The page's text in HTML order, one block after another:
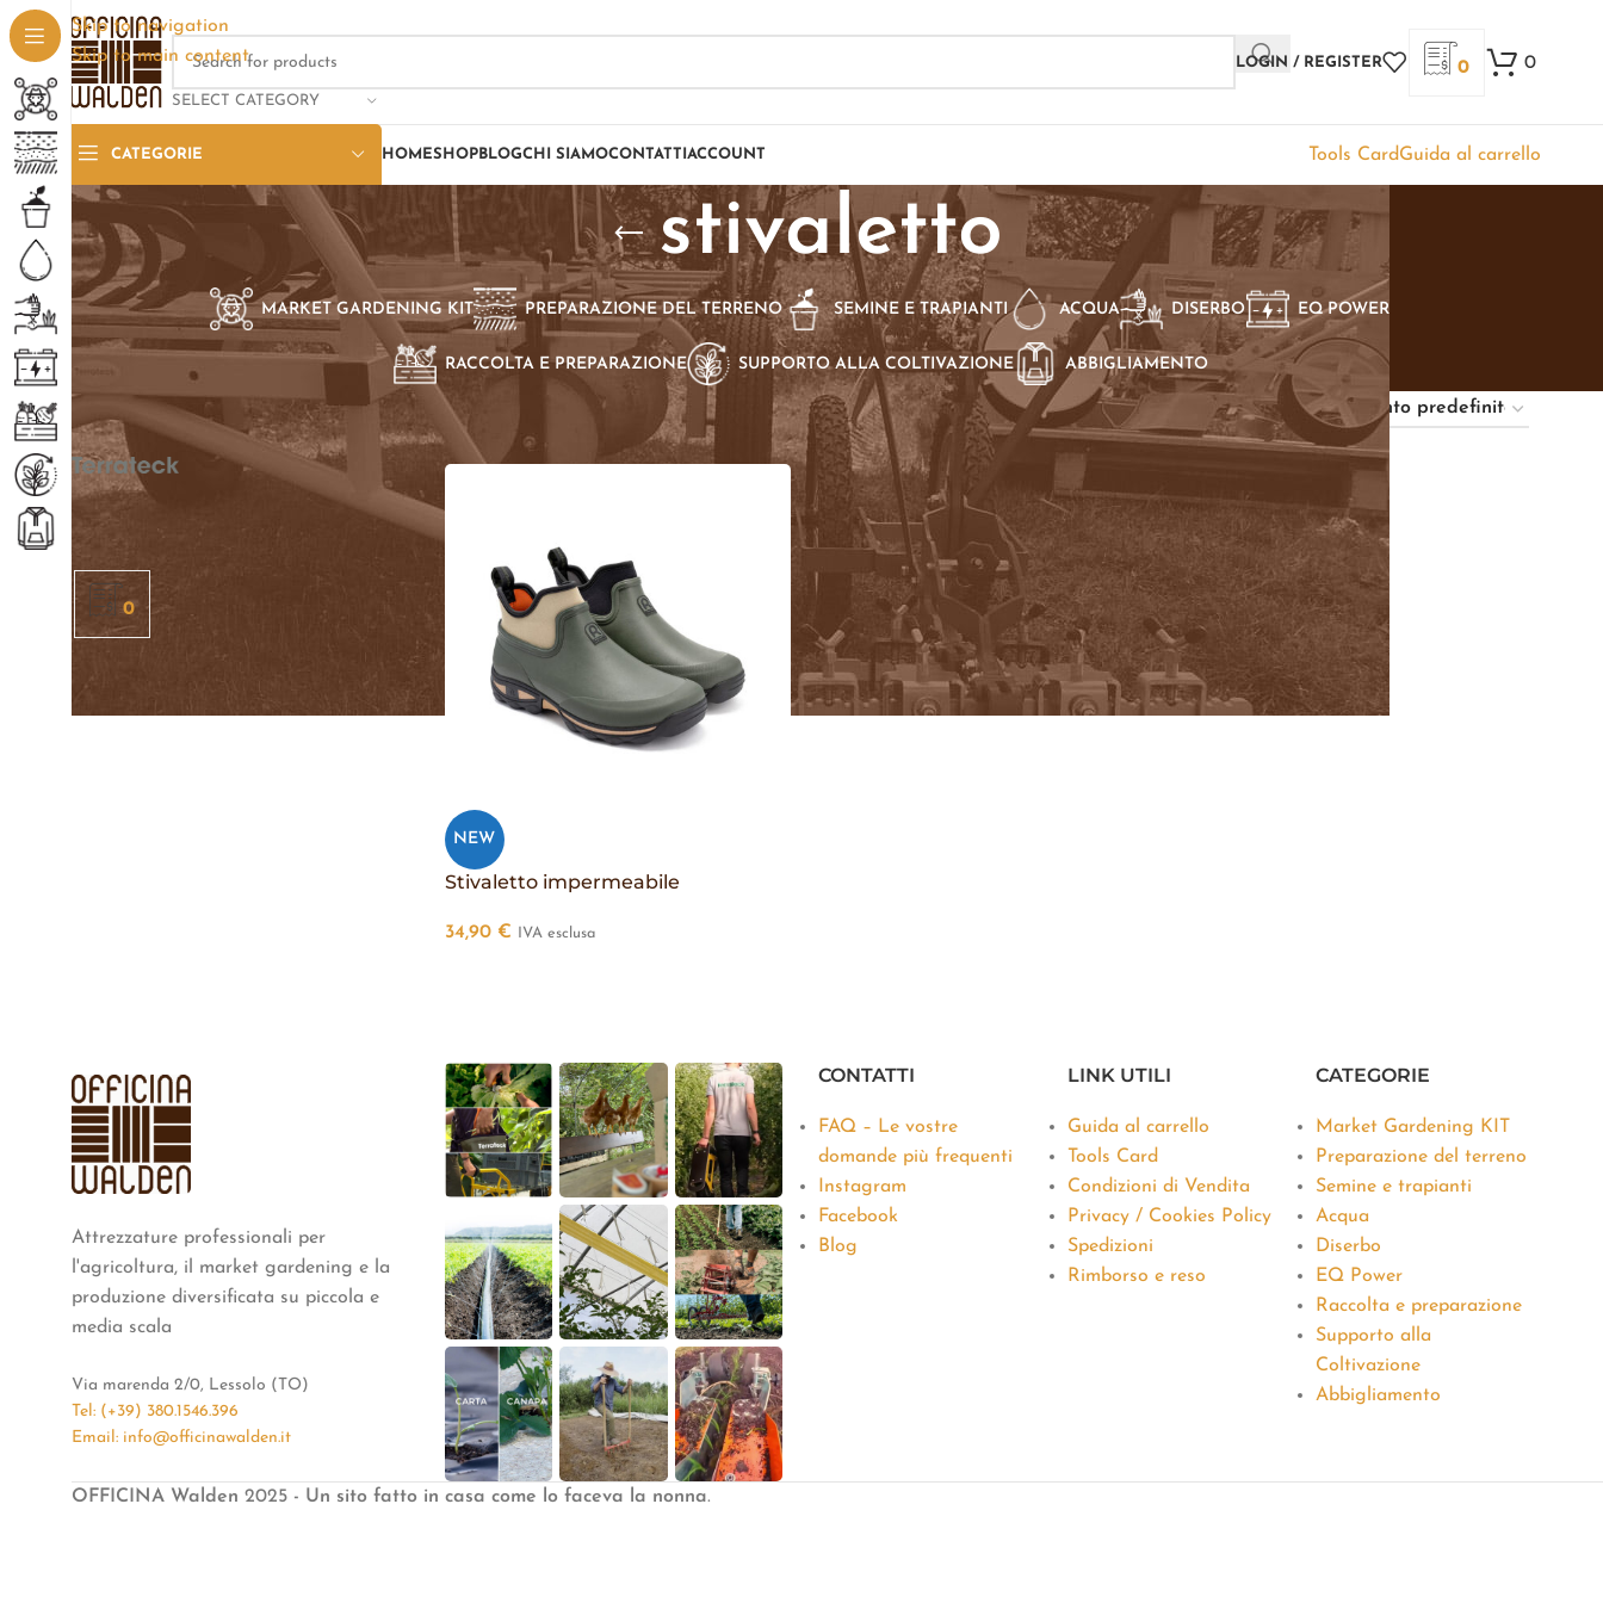
Skip to navigation
Skip to main content
SELECT CATEGORY
LOGIN / REGISTER 0 0
CATEGORIE HOMESHOP BLOGCHI SIAMOCONTATTI ACCOUNT Tools CardGuida al carrello
stivaletto
MARKET GARDENING KIT PREPARAZIONE DEL TERRENO SEMINE E TRAPIANTI ACQUA DISERBO EQ POWER
RACCOLTA E PREPARAZIONE SUPPORTO ALLA COLTIVAZIONE ABBIGLIAMENTO
SELEZIONE PER BRAND
Terrateck
0
Home Prodotti taggati “stivaletto” Show 18 24
NEW
Stivaletto impermeabile
34,90 € IVA esclusa
Attrezzature professionali per
l'agricoltura, il market gardening e la
produzione diversificata su piccola e
media scala
Via marenda 2/0, Lessolo (TO)
Tel: (+39) 380.1546.396
Email: info@officinawalden.it
CONTATTI
FAQ – Le vostre
domande più frequenti
Instagram
Facebook
Blog
LINK UTILI
Guida al carrello
Tools Card
Condizioni di Vendita
Privacy / Cookies Policy
Spedizioni
Rimborso e reso
CATEGORIE
Market Gardening KIT
Preparazione del terreno
Semine e trapianti
Acqua
Diserbo
EQ Power
Raccolta e preparazione
Supporto alla
Coltivazione
Abbigliamento
OFFICINA Walden 2025 - Un sito fatto in casa come lo faceva la nonna.